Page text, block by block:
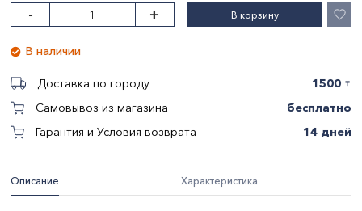
Описание Характеристика
- + В корзину
В наличии
Доставка по городу 1500 〒
Самовывоз из магазина
бесплатно
Гарантия и Условия возврата
14 дней